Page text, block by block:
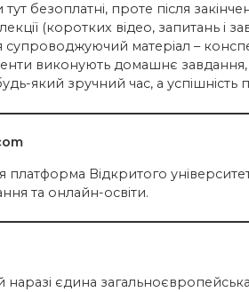
тут безоплатні, проте після
(коротких відео, запитань і
супроводжуючий матеріал –
виконують домашнє завдання,
який зручний час, а успішність
платформа Відкритого
та онлайн-освіти.
єдина